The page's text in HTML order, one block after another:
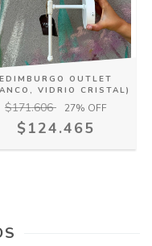
EDIMBURGO OUTLET
VIDRIO CRISTAL)
$171.606 27% OFF
$124.465